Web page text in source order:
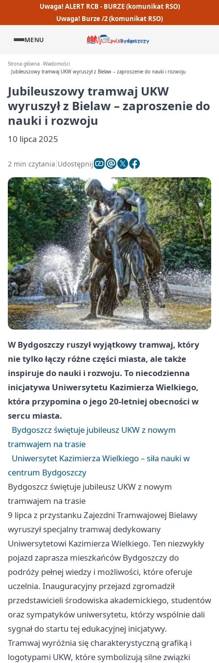
Uwaga! ALERT RCB - BURZE (komunikat RSO)
Uwaga! Burze /2 (komunikat RSO)
MENU
Strona główna Wiadomości
Jubileuszowy tramwaj UKW wyruszył z Bielaw – zaproszenie do nauki i rozwoju
Jubileuszowy tramwaj UKW
wyruszył z Bielaw – zaproszenie do
nauki i rozwoju
10 lipca 2025
2 min czytania Udostępnij
W Bydgoszczy ruszył wyjątkowy tramwaj, który
nie tylko łączy różne części miasta, ale także
inspiruje do nauki i rozwoju. To niecodzienna
inicjatywa Uniwersytetu Kazimierza Wielkiego,
która przypomina o jego 20-letniej obecności w
sercu miasta.
Bydgoszcz świętuje jubileusz UKW z nowym
tramwajem na trasie
Uniwersytet Kazimierza Wielkiego – siła nauki w
centrum Bydgoszczy
Bydgoszcz świętuje jubileusz UKW z nowym
tramwajem na trasie
9 lipca z przystanku Zajezdni Tramwajowej Bielawy
wyruszył specjalny tramwaj dedykowany
Uniwersytetowi Kazimierza Wielkiego. Ten niezwykły
pojazd zaprasza mieszkańców Bydgoszczy do
podróży pełnej wiedzy i możliwości, które oferuje
uczelnia. Inauguracyjny przejazd zgromadził
przedstawicieli środowiska akademickiego, studentów
oraz sympatyków uniwersytetu, którzy wspólnie dali
sygnał do startu tej edukacyjnej inicjatywy.
Tramwaj wyróżnia się charakterystyczną grafiką i
logotypami UKW, które symbolizują silne związki